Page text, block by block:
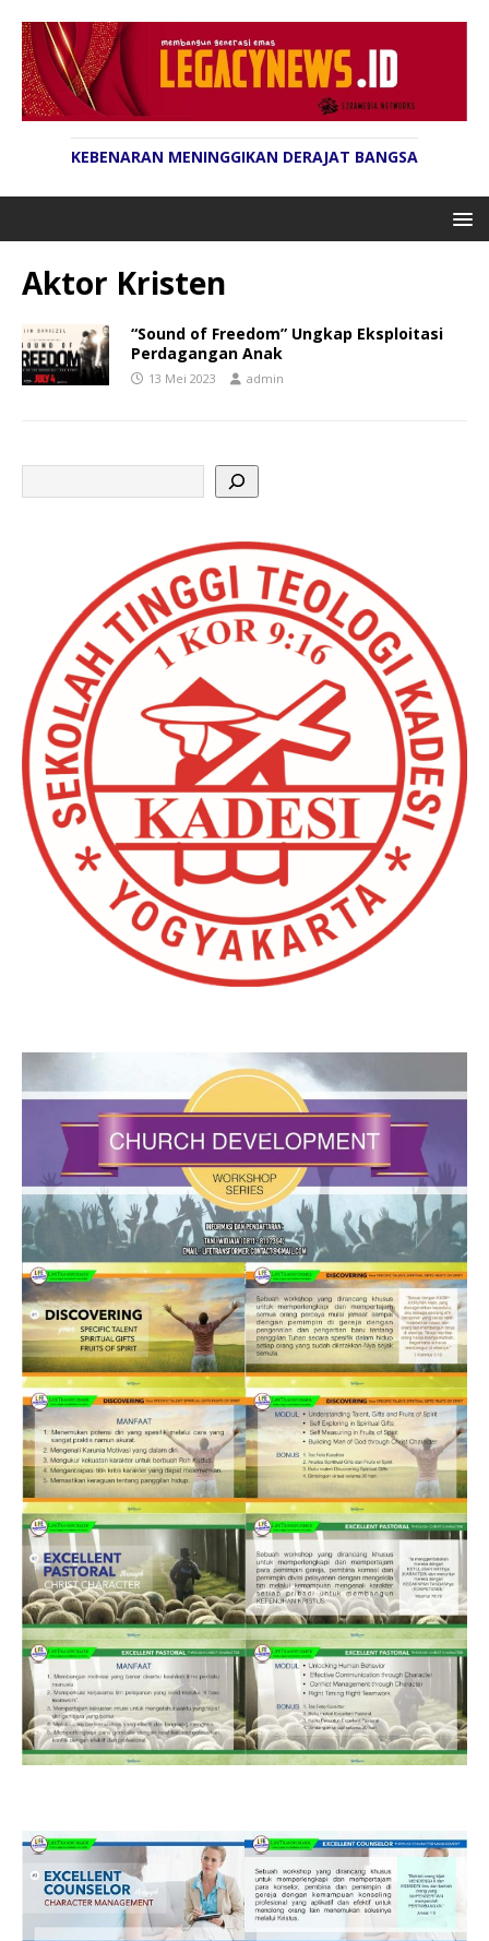
KEBENARAN MENINGGIKAN DERAJAT BANGSA
Aktor Kristen
“Sound of Freedom” Ungkap Eksploitasi
Perdagangan Anak
13 Mei 2023 admin